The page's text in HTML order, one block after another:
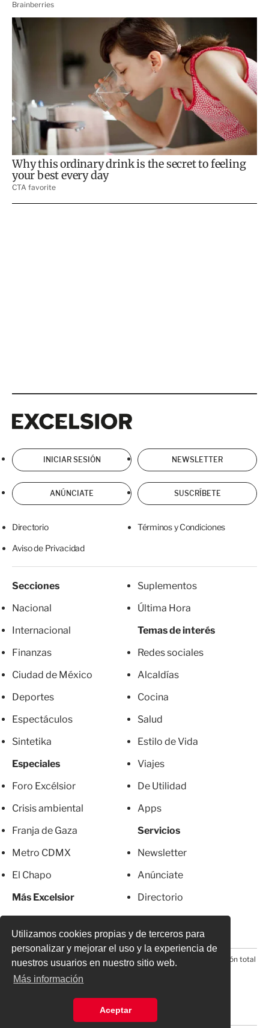
Utilizamos cookies propias y de terceros para
personalizar y mejorar el uso y la experiencia de
nuestros usuarios en nuestro sitio web.
Más información
Aceptar
INICIAR SESIÓN NEWSLETTER
ANÚNCIATE SUSCRÍBETE
Directorio Términos y Condiciones
Aviso de Privacidad
Secciones
Nacional
Internacional
Finanzas
Ciudad de México
Deportes
Espectáculos
Sintetika
Especiales
Foro Excélsior
Crisis ambiental
Franja de Gaza
Metro CDMX
El Chapo
Más Excelsior
Suplementos
Última Hora
Temas de interés
Redes sociales
Alcaldías
Cocina
Salud
Estilo de Vida
Viajes
De Utilidad
Apps
Servicios
Newsletter
Anúnciate
Directorio
© 2026 Todos los derechos reservados. Prohibida la reproducción total
o parcial, incluyendo cualquier medio electrónico*